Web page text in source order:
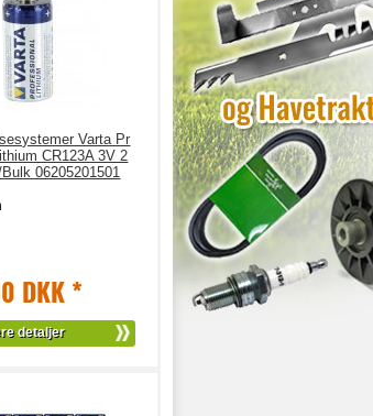
Varta Pr
CR123A 3V 2
06205201501
DKK *
detaljer